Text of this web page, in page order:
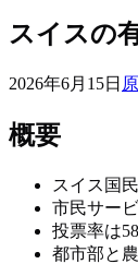
スイスの
2026年6月15日
概要
スイス国
市民サー
投票率は
都市部と